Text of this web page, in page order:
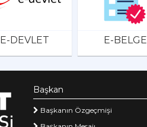
E-DEVLET E-BELGE
Başkan
Başkanın Özgeçmişi